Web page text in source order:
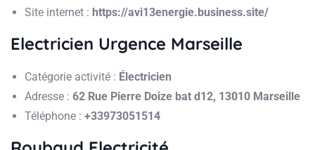
Site internet : https://avi13energie.business.site/
Electricien Urgence Marseille
Catégorie activité : Électricien
Adresse : 62 Rue Pierre Doize bat d12, 13010 Marseille
Téléphone : +33973051514